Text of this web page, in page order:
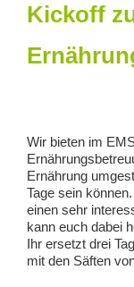
Kickoff
Wir bieten im
Ernährung
Tage sein
einen sehr
kann euch dabei
Ihr ersetzt drei
mit den Säften